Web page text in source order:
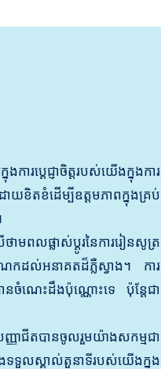
ការប្តេជ្ញាចិត្តរបស់យើងក្នុងការ
ខិតខំដើម្បីឧត្តមភាពក្នុងគ្រប់
មពលផ្លាស់ប្តូរនៃការរៀនសូត្រ
កដល់អនាគតដ៏ភ្លឺស្វាង។ ការ
នចំណេះដឹងប៉ុណ្ណោះទេ ប៉ុន្តែជា
បានចូលរួមយ៉ាងសកម្មជា
លស្គាល់តួនាទីរបស់យើងក្នុង